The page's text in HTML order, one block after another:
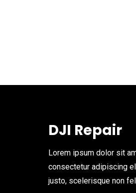
DJI Repair
Lorem ipsum dolor sit
consectetur adipiscing
justo, scelerisque non